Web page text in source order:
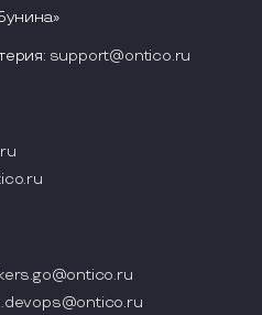
support@ontico.ru